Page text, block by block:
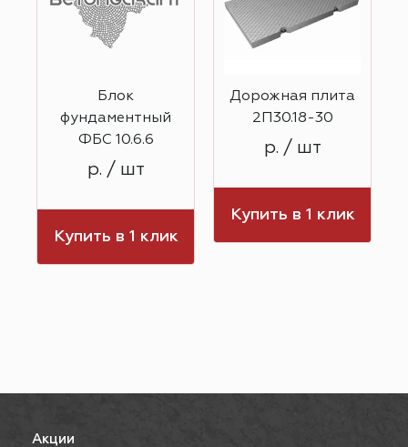
Блок
фундаментный
ФБС 10.6.6
р. / шт
Купить в 1 клик
Дорожная плита
2П30.18-30
р. / шт
Купить в 1 клик
Акции